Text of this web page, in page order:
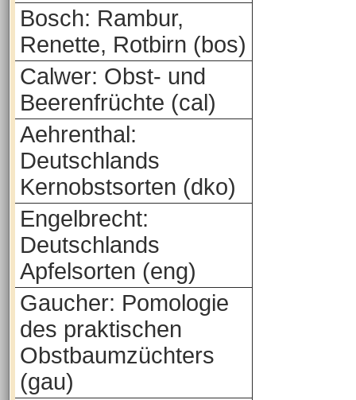
Bosch: Rambur,
Renette, Rotbirn (bos)
Calwer: Obst- und
Beerenfrüchte (cal)
Aehrenthal:
Deutschlands
Kernobstsorten (dko)
Engelbrecht:
Deutschlands
Apfelsorten (eng)
Gaucher: Pomologie
des praktischen
Obstbaumzüchters
(gau)